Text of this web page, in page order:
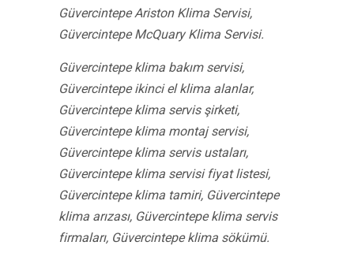
Güvercintepe Ariston Klima Servisi,
Güvercintepe McQuary Klima Servisi.
Güvercintepe klima bakım servisi,
Güvercintepe ikinci el klima alanlar,
Güvercintepe klima servis şirketi,
Güvercintepe klima montaj servisi,
Güvercintepe klima servis ustaları,
Güvercintepe klima servisi fiyat listesi,
Güvercintepe klima tamiri, Güvercintepe
klima arızası, Güvercintepe klima servis
firmaları, Güvercintepe klima sökümü.